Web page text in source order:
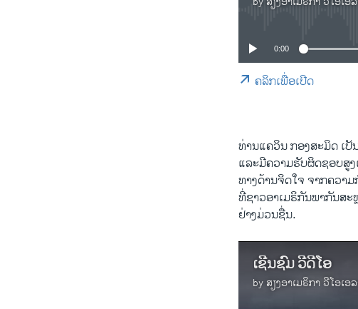
0:00
ຄລິກເພື່ອເປີດ
ທ່ານແຄວິນ ກອງສະມິດ ເ
ແລະມີຄວາມຮັບຜິດຊອບສູ
ທາງດ້ານຈິດໃຈ ຈາກຄວາ
ທີ່ຊາວອາເມຣິກັນພາກັນສ
ຢ່າງມ່ວນຊື່ນ.
ເຊີນຊົມ ວີດີໂອ
by ສຽງອາເມຣິກາ ວີໂອເອ